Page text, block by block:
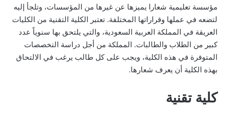
مؤسسة تعليمية شعارا يميزها عن غيرها من المؤسسات، وتلجأ إليه
لتضعه في عملها وقراراتها المختلفة. تعتبر الكلية التقنية من الكليات
العريقة في المملكة العربية السعودية، والتي يلتحق بها سنوياً عدد
كبير من الطلاب والطالبات. المملكة من أجل دراسة التخصصات
المتوفرة في هذه الكلية، ويجب على كل طالب يرغب في الالتحاق
بهذه الكلية أن يعرف شعارها.
كلية تقنية